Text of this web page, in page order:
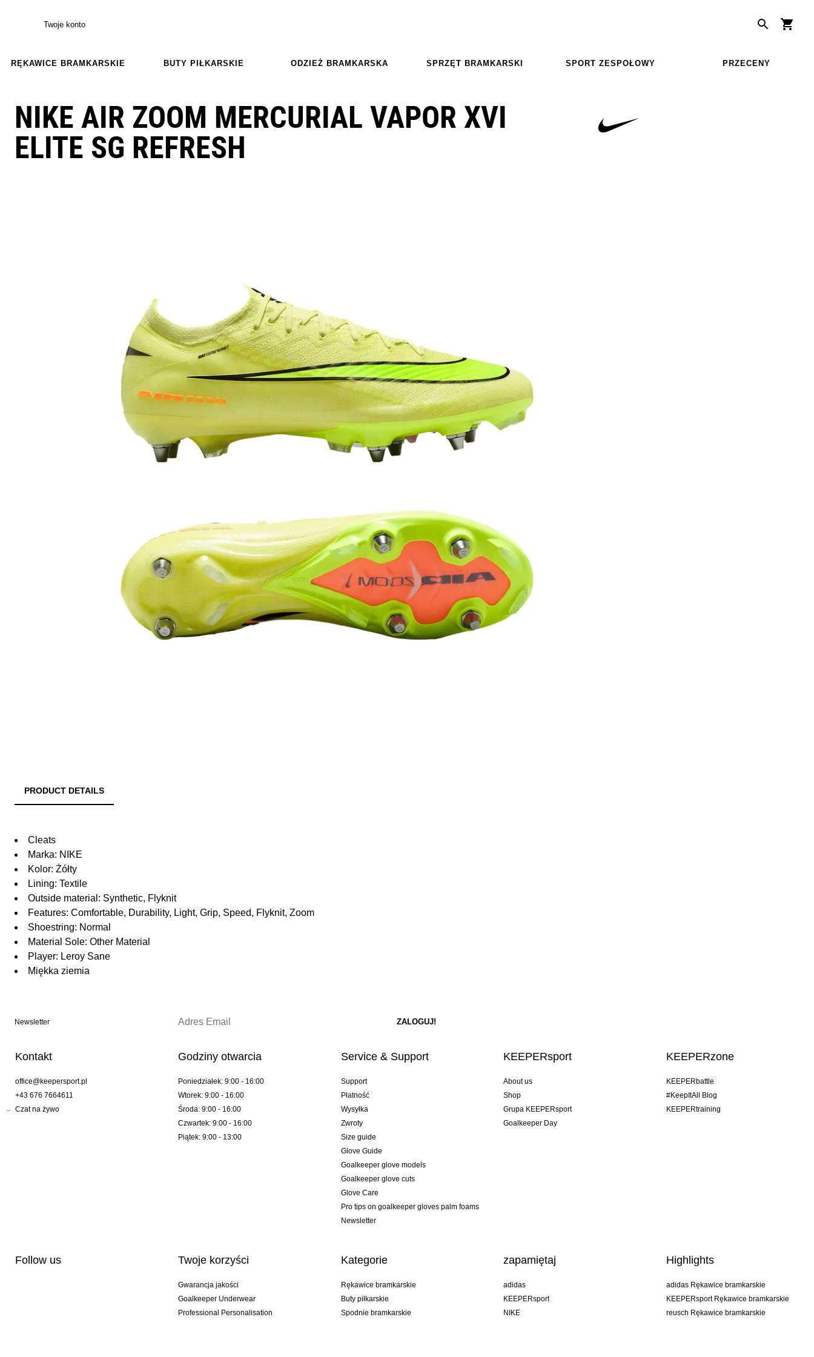
Twoje konto
RĘKAWICE BRAMKARSKIE BUTY PIŁKARSKIE ODZIEŻ BRAMKARSKA SPRZĘT BRAMKARSKI SPORT ZESPOŁOWY PRZECENY
NIKE AIR ZOOM MERCURIAL VAPOR XVI
ELITE SG REFRESH
PRODUCT DETAILS
Cleats
Marka: NIKE
Kolor: Żółty
Lining: Textile
Outside material: Synthetic, Flyknit
Features: Comfortable, Durability, Light, Grip, Speed, Flyknit, Zoom
Shoestring: Normal
Material Sole: Other Material
Player: Leroy Sane
Miękka ziemia
Newsletter
Kontakt
office@keepersport.pl
+43 676 7664611
Czat na żywo
Godziny otwarcia
Poniedziałek: 9:00 - 16:00
Wtorek: 9:00 - 16:00
Środa: 9:00 - 16:00
Czwartek: 9:00 - 16:00
Piątek: 9:00 - 13:00
Service & Support
Support
Płatność
Wysyłka
Zwroty
Size guide
Glove Guide
Goalkeeper glove models
Goalkeeper glove cuts
Glove Care
Pro tips on goalkeeper gloves palm foams
Newsletter
KEEPERsport
About us
Shop
Grupa KEEPERsport
Goalkeeper Day
KEEPERzone
KEEPERbattle
#KeepItAll Blog
KEEPERtraining
Follow us Twoje korzyści
Gwarancja jakości
Goalkeeper Underwear
Professional Personalisation
Kategorie
Rękawice bramkarskie
Buty piłkarskie
Spodnie bramkarskie
zapamiętaj
adidas
KEEPERsport
NIKE
Highlights
adidas Rękawice bramkarskie
KEEPERsport Rękawice bramkarskie
reusch Rękawice bramkarskie